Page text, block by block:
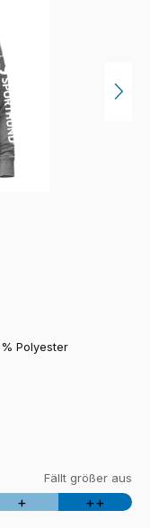
Polyester
Fällt größer aus
+ ++